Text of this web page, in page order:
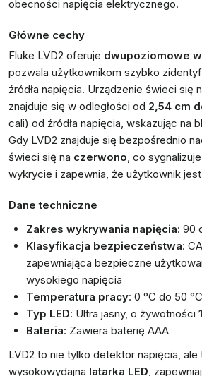
obecności napięcia elektrycznego.
Główne cechy
Fluke LVD2 oferuje dwupoziomowe
pozwala użytkownikom szybko
źródła napięcia. Urządzenie świeci się
znajduje się w odległości od 2,54 cm
cali) od źródła napięcia, wskazując na
Gdy LVD2 znajduje się bezpośrednio
świeci się na czerwono, co
wykrycie i zapewnia, że użytkownik
Dane techniczne
Zakres wykrywania napięcia: 90
Klasyfikacja bezpieczeństwa:
zapewniająca bezpieczne
wysokiego napięcia
Temperatura pracy: 0 °C do 50 °C
Typ LED: Ultra jasny, o żywotności
Bateria: Zawiera baterię AAA
LVD2 to nie tylko detektor napięcia, ale
wysokowydajna latarka LED,